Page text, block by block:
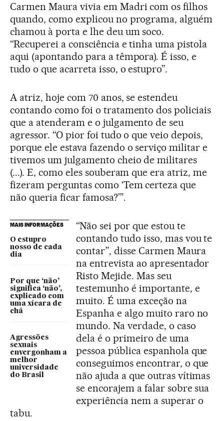
Carmen Maura vivia em Madri com os filhos
quando, como explicou no programa, alguém
chamou à porta e lhe deu um soco.
“Recuperei a consciência e tinha uma pistola
aqui (apontando para a têmpora). É isso, e
tudo o que acarreta isso, o estupro”.
A atriz, hoje com 70 anos, se estendeu
contando como foi o tratamento dos policiais
que a atenderam e o julgamento de seu
agressor. “O pior foi tudo o que veio depois,
porque ele estava fazendo o serviço militar e
tivemos um julgamento cheio de militares
(...). E, como eles souberam que era atriz, me
fizeram perguntas como ‘Tem certeza que
não queria ficar famosa?’”.
MAIS INFORMAÇÕES
O estupro
nosso de cada
dia
Por que ‘não’
significa ‘não’,
explicado com
uma xícara de
chá
Agressões
sexuais
envergonham a
melhor
universidade
do Brasil
“Não sei por que estou te
contando tudo isso, mas vou te
contar”, disse Carmen Maura
na entrevista ao apresentador
Risto Mejide. Mas seu
testemunho é importante, e
muito. É uma exceção na
Espanha e algo muito raro no
mundo. Na verdade, o caso
dela é o primeiro de uma
pessoa pública espanhola que
conseguimos encontrar, o que
não ajuda a que outras vítimas
se encorajem a falar sobre sua
experiência nem a superar o
tabu.